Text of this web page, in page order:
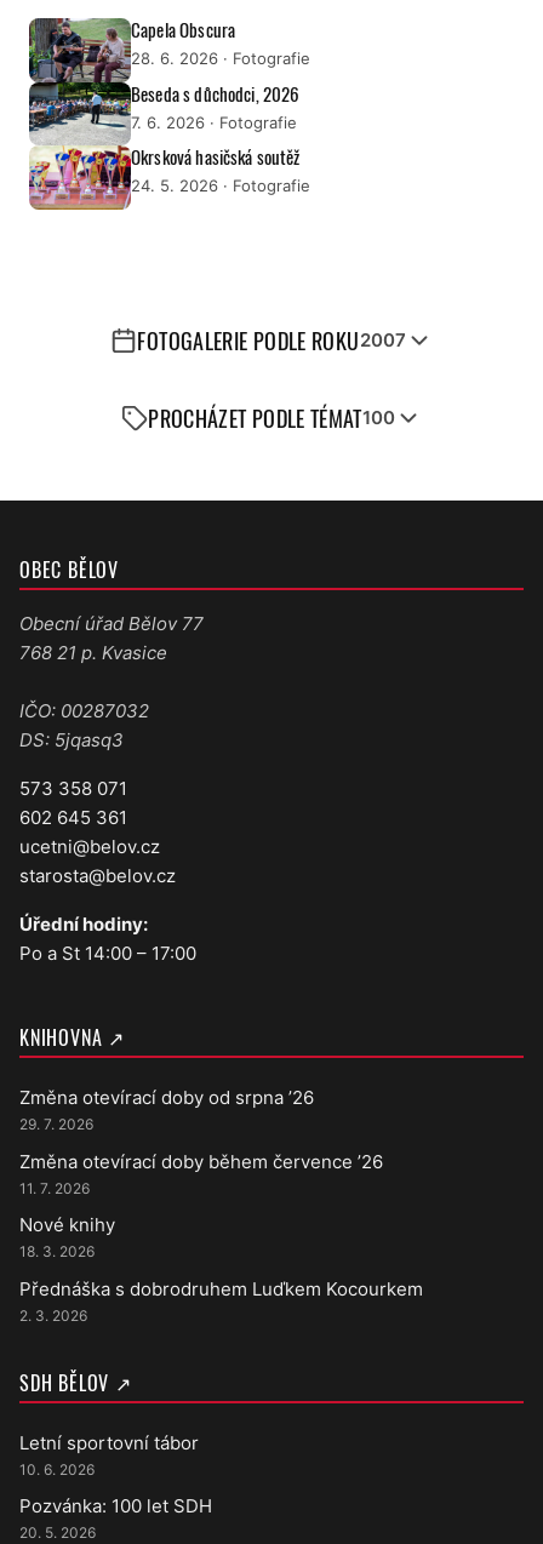
Capela Obscura
28. 6. 2026 · Fotografie
Beseda s důchodci, 2026
7. 6. 2026 · Fotografie
Okrsková hasičská soutěž
24. 5. 2026 · Fotografie
FOTOGALERIE PODLE ROKU2007
PROCHÁZET PODLE TÉMAT100
OBEC BĚLOV
Obecní úřad Bělov 77
768 21 p. Kvasice
IČO: 00287032
DS: 5jqasq3
573 358 071
602 645 361
ucetni@belov.cz
starosta@belov.cz
Úřední hodiny:
Po a St 14:00 – 17:00
KNIHOVNA ↗
Změna otevírací doby od srpna ’26
29. 7. 2026
Změna otevírací doby během července ’26
11. 7. 2026
Nové knihy
18. 3. 2026
Přednáška s dobrodruhem Luďkem Kocourkem
2. 3. 2026
SDH BĚLOV ↗
Letní sportovní tábor
10. 6. 2026
Pozvánka: 100 let SDH
20. 5. 2026